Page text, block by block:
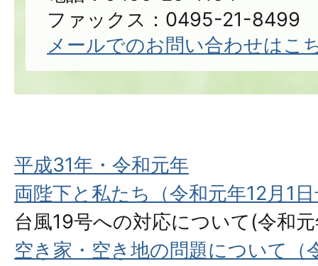
ファックス：0495-21-8499
メールでのお問い合わせはこ
平成31年・令和元年
両陛下と私たち（令和元年12月1
台風19号への対応について(令和
空き家・空き地の問題について（